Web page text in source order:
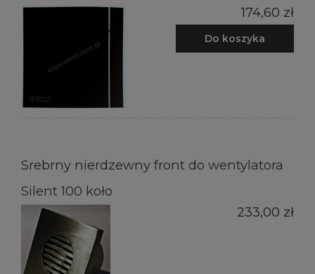
174,60 zł
Do koszyka
Srebrny nierdzewny front do wentylatora
Silent 100 koło
233,00 zł